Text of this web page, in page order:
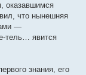
оказавшимся
что нынешняя
—
тель… явится
знания, его